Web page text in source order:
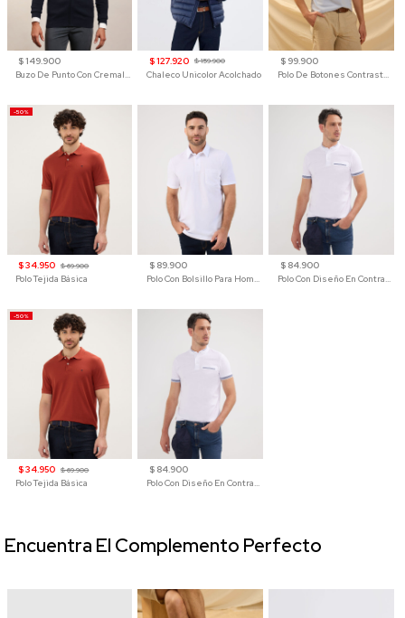
$ 149.900
Buzo De Punto Con Cremallera Para Hombre
$ 127.920 $ 159.900
Chaleco Unicolor Acolchado
$ 99.900
Polo De Botones Contraste Para Hombre
-50%
$ 34.950 $ 69.900
Polo Tejida Básica
$ 89.900
Polo Con Bolsillo Para Hombre
$ 84.900
Polo Con Diseño En Contraste
-50%
$ 34.950 $ 69.900
Polo Tejida Básica
$ 84.900
Polo Con Diseño En Contraste
Encuentra El Complemento Perfecto